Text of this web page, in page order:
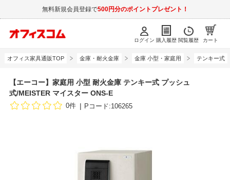
無料新規会員登録で500円分のポイントプレゼント！
ログイン 購入履歴 閲覧履歴 カート
オフィス家具通販TOP 金庫・耐火金庫 金庫 小型・家庭用 テンキー式
【エーコー】家庭用 小型 耐火金庫 テンキー式 プッシュ
式/MEISTER マイスター ONS-E
0件 Pコード:106265